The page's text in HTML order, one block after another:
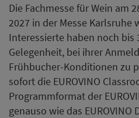
Die Fachmesse für Wein am
2027 in der Messe Karlsruhe
Interessierte haben noch bis
Gelegenheit, bei ihrer
Frühbucher-Konditionen zu
sofort die EUROVINO
Programmformat der
genauso wie das EUROVINO